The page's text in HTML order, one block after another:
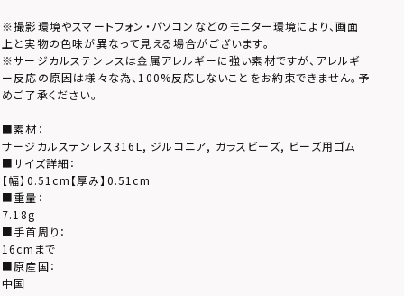
※撮影環境やスマートフォン・パソコンなどのモニター環境により、画面
上と実物の色味が異なって見える場合がございます。
※サージカルステンレスは金属アレルギーに強い素材ですが、アレルギ
ー反応の原因は様々な為、100%反応しないことをお約束できません。予
めご了承ください。
■素材：
サージカルステンレス316L, ジルコニア, ガラスビーズ, ビーズ用ゴム
■サイズ詳細：
【幅】0.51cm【厚み】0.51cm
■重量：
7.18g
■手首周り：
16cmまで
■原産国：
中国